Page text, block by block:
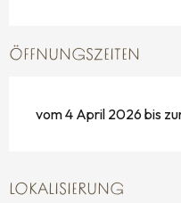
ÖFFNUNGSZEITEN
vom 4 April 2026 bis
LOKALISIERUNG